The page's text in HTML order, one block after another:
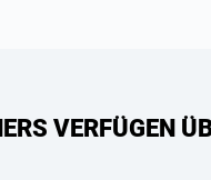
VERFÜGEN